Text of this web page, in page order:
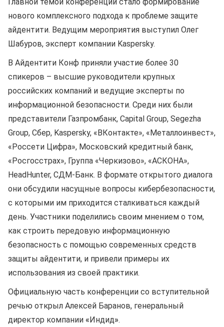
Главной темой конференции стало формирование
нового комплексного подхода к проблеме защите
айдентити. Ведущим мероприятия выступил Олег
Шабуров, эксперт компании Kaspersky.
В Айдентити Конф приняли участие более 30
спикеров – высшие руководители крупных
российских компаний и ведущие эксперты по
информационной безопасности. Среди них были
представители Газпромбанк, Capital Group, Segezha
Group, Сбер, Kaspersky, «ВКонтакте», «Металлоинвест»,
«Россети Цифра», Московский кредитный банк,
«Росгосстрах», Группа «Черкизово», «АСКОНА»,
HeadHunter, СДМ-Банк. В формате открытого диалога
они обсудили насущные вопросы кибербезопасности,
с которыми им приходится сталкиваться каждый
день. Участники поделились своим мнением о том,
как строить передовую информационную
безопасность с помощью современных средств
защиты айдентити, и привели примеры их
использования из своей практики.
Официальную часть конференции со вступительной
речью открыл Алексей Баранов, генеральный
директор компании « Индид».